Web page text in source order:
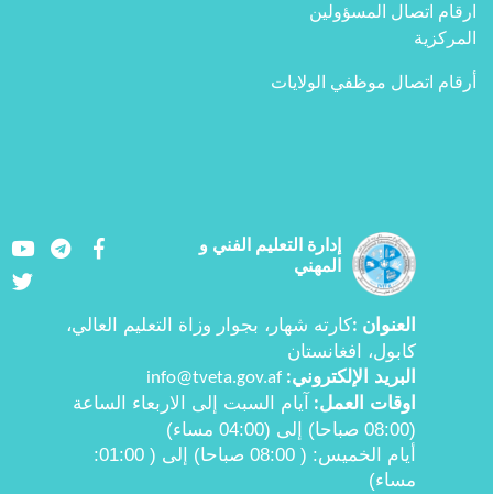
ارقام اتصال المسؤولين
المركزية
أرقام اتصال موظفي الولايات
إدارة التعليم الفني و
المهني
YoutubeLinkedInFacebook
العنوان :كارته شهار، بجوار وزاة التعليم العالي،
کابول، افغانستان
البرید الإلكتروني:
info@tveta.gov.af
اوقات العمل:
آيام السبت إلى الاربعاء الساعة
(08:00 صباحا) إلى (04:00 مساء)
أیام الخمیس: ( 08:00 صباحا) إلی ( 01:00
:
مساء)